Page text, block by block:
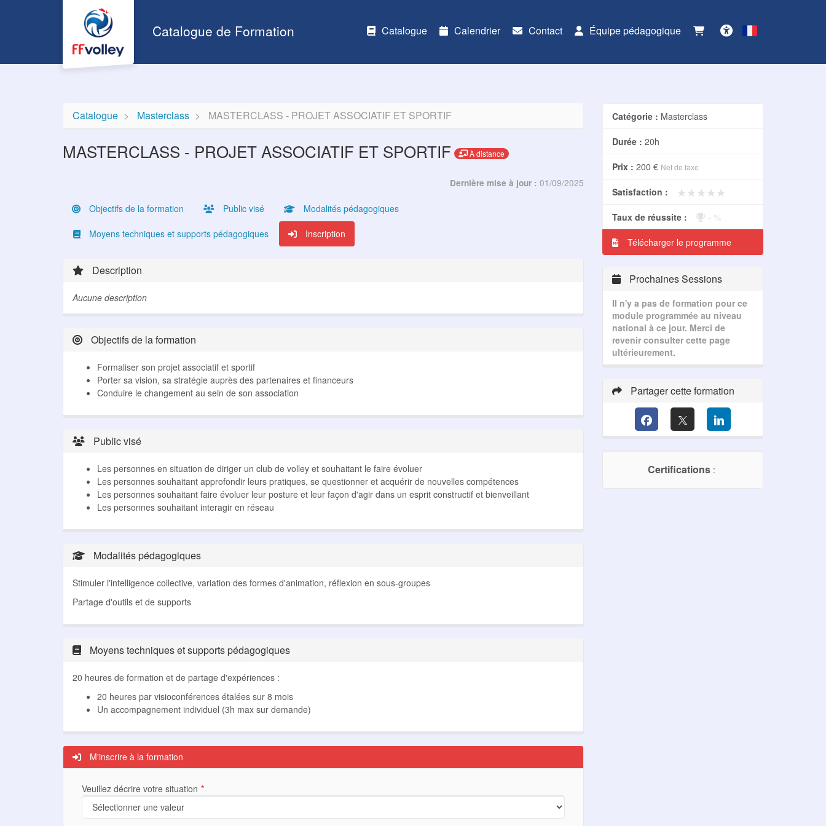
Aller au menu principal
Aller au contenu principal
Personnaliser l'interface
Catalogue de Formation Catalogue Calendrier Contact
Équipe pédagogique
Français
Catalogue Masterclass MASTERCLASS - PROJET ASSOCIATIF ET SPORTIF
MASTERCLASS - PROJET ASSOCIATIF ET SPORTIF À distance
Dernière mise à jour : 01/09/2025
Objectifs de la formation Public visé Modalités pédagogiques
Moyens techniques et supports pédagogiques Inscription
Description
Aucune description
Objectifs de la formation
Formaliser son projet associatif et sportif
Porter sa vision, sa stratégie auprès des partenaires et financeurs
Conduire le changement au sein de son association
Public visé
Les personnes en situation de diriger un club de volley et souhaitant le faire évoluer
Les personnes souhaitant approfondir leurs pratiques, se questionner et acquérir de nouvelles compétences
Les personnes souhaitant faire évoluer leur posture et leur façon d'agir dans un esprit constructif et bienveillant
Les personnes souhaitant interagir en réseau
Modalités pédagogiques
Stimuler l'intelligence collective, variation des formes d'animation, réflexion en sous-groupes
Partage d'outils et de supports
Moyens techniques et supports pédagogiques
20 heures de formation et de partage d'expériences :
20 heures par visioconférences étalées sur 8 mois
Un accompagnement individuel (3h max sur demande)
M'inscrire à la formation
Veuillez décrire votre situation
Catégorie : Masterclass
Durée : 20h
Prix : 200 € Net de taxe
Satisfaction : ★★★★★
★★★★★
Taux de réussite : - %
Télécharger le programme
Prochaines Sessions
Il n'y a pas de formation pour ce
module programmée au niveau
national à ce jour. Merci de
revenir consulter cette page
ultérieurement.
Partager cette formation
Certifications :